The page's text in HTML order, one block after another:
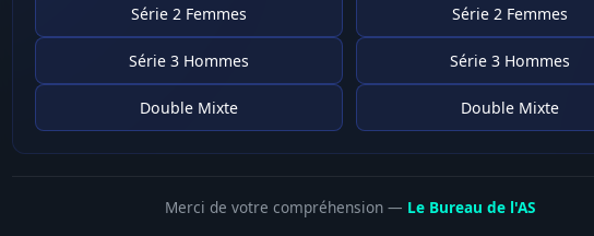
Série 2 Femmes
Série 3 Hommes
Double Mixte
Série 2 Femmes
Série 3 Hommes
Double Mixte
Merci de votre compréhension — Le Bureau de l'AS